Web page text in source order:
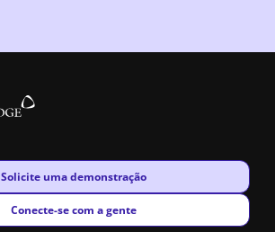
New window
Solicite uma demonstração
New window
Conecte-se com a gente